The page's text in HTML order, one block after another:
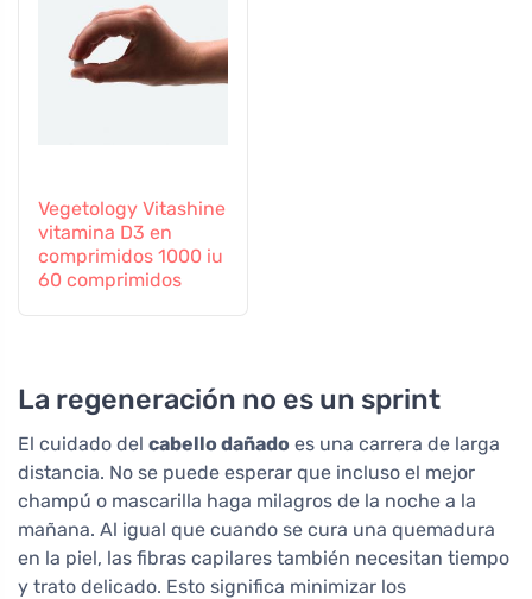
Vegetology Vitashine
vitamina D3 en
comprimidos 1000 iu
60 comprimidos
La regeneración no es un sprint
El cuidado del cabello dañado es una carrera de larga
distancia. No se puede esperar que incluso el mejor
champú o mascarilla haga milagros de la noche a la
mañana. Al igual que cuando se cura una quemadura
en la piel, las fibras capilares también necesitan tiempo
y trato delicado. Esto significa minimizar los